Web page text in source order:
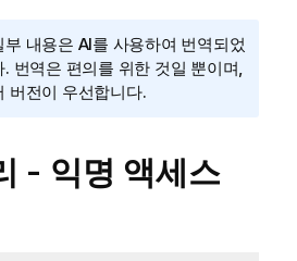
부 내용은 AI를 사용하여 번역되었
. 번역은 편의를 위한 것일 뿐이며,
버전이 우선합니다.
- 익명 액세스